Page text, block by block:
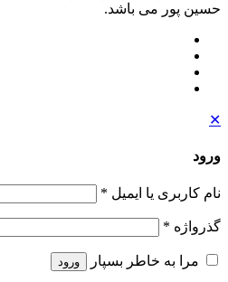
حسین پور می باشد.
✕
ورود
نام کاربری یا ایمیل *
گذرواژه *
مرا به خاطر بسپار ورود